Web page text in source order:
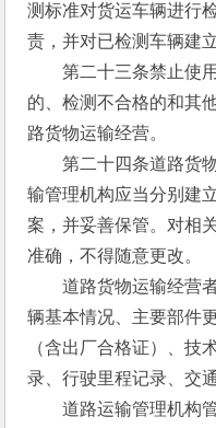
测标准对货运车辆进行
责，并对已检测车辆建
第二十三条禁止使用
的、检测不合格的和其
路货物运输经营。
第二十四条道路货物
输管理机构应当分别建
案，并妥善保管。对相
准确，不得随意更改。
道路货物运输经营者
辆基本情况、主要部件
（含出厂合格证）、技
录、行驶里程记录、交
道路运输管理机构管